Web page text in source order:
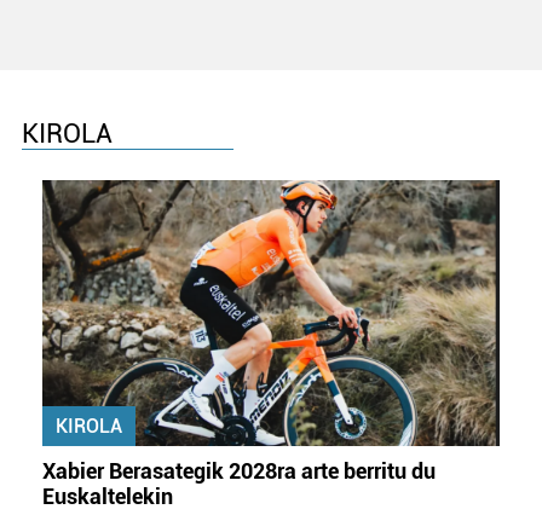
zerbitzuak hobetzeko asmoz, cookie teknologiaz
erabiltzeko baimen esplizitua ematen diguzu.Gehiago
irakurri
KIROLA
KIROLA
Xabier Berasategik 2028ra arte berritu du
Euskaltelekin